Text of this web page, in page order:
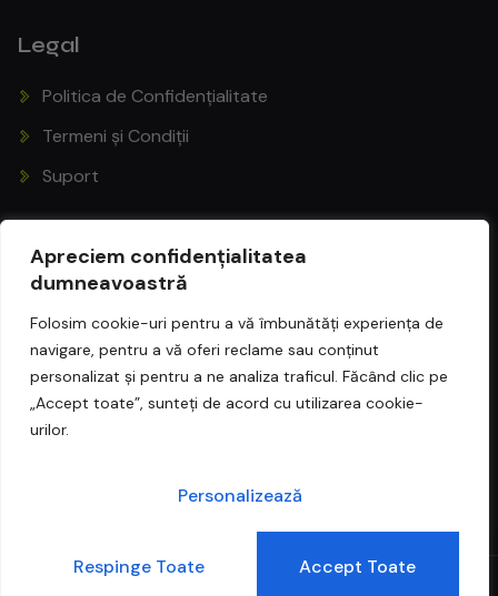
Apreciem confidențialitatea
dumneavoastră
Folosim cookie-uri pentru a vă îmbunătăți experiența de
navigare, pentru a vă oferi reclame sau conținut
personalizat și pentru a ne analiza traficul. Făcând clic pe
„Accept toate”, sunteți de acord cu utilizarea cookie-
urilor.
Personalizează
Respinge Toate Accept Toate
BIANCA HUȘTIU
Personal Trainer
Urmărește-mă și aici:
Legal
Politica de Confidențialitate
Termeni și Condiții
Suport
0